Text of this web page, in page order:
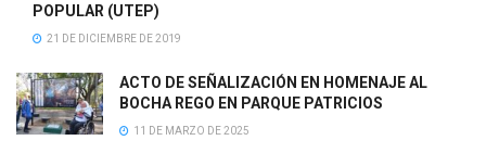
POPULAR (UTEP)
21 DE DICIEMBRE DE 2019
ACTO DE SEÑALIZACIÓN EN HOMENAJE AL
BOCHA REGO EN PARQUE PATRICIOS
11 DE MARZO DE 2025